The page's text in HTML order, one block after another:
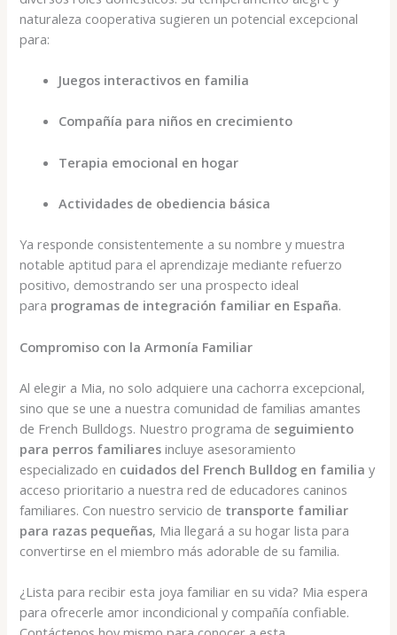
naturaleza cooperativa sugieren un potencial excepcional
para:
Juegos interactivos en familia
Compañía para niños en crecimiento
Terapia emocional en hogar
Actividades de obediencia básica
Ya responde consistentemente a su nombre y muestra
notable aptitud para el aprendizaje mediante refuerzo
positivo, demostrando ser una prospecto ideal
para programas de integración familiar en España.
Compromiso con la Armonía Familiar
Al elegir a Mia, no solo adquiere una cachorra excepcional,
sino que se une a nuestra comunidad de familias amantes
de French Bulldogs. Nuestro programa de seguimiento
para perros familiares incluye asesoramiento
especializado en cuidados del French Bulldog en familia y
acceso prioritario a nuestra red de educadores caninos
familiares. Con nuestro servicio de transporte familiar
para razas pequeñas, Mia llegará a su hogar lista para
convertirse en el miembro más adorable de su familia.
¿Lista para recibir esta joya familiar en su vida? Mia espera
para ofrecerle amor incondicional y compañía confiable.